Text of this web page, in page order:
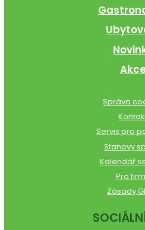
Správa
Servis pro
Stanovy
Kalendář
Pro
Zásady